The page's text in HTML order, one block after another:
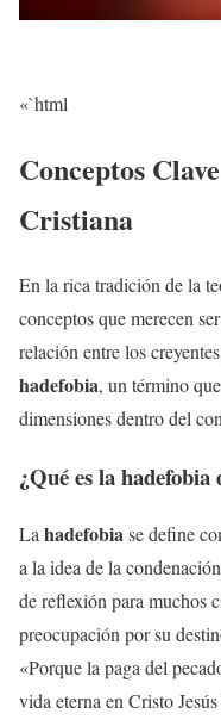
«`html
Conceptos
Cristiana
En la rica tradición de la
conceptos que merecen
relación entre los
hadefobia, un término
dimensiones dentro del
¿Qué es lahadefobia
Lahadefobiase define
a la idea de la
de reflexión para muchos
preocupación por su
«Porque la paga del
vida eterna en Cristo